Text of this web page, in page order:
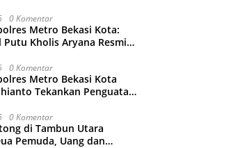
0 Komentar
Metro Bekasi Kota:
Putu Kholis Aryana Resmi
0 Komentar
Metro Bekasi Kota
Tekankan Penguatan
0 Komentar
di Tambun Utara
Pemuda, Uang dan